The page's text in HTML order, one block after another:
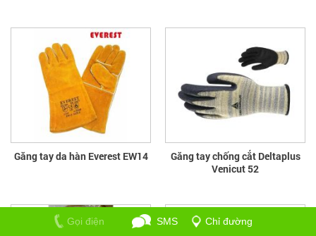
Găng tay da hàn Everest EW14
Găng tay chống cắt Deltaplus
Venicut 52
Gọi điện SMS Chỉ đường